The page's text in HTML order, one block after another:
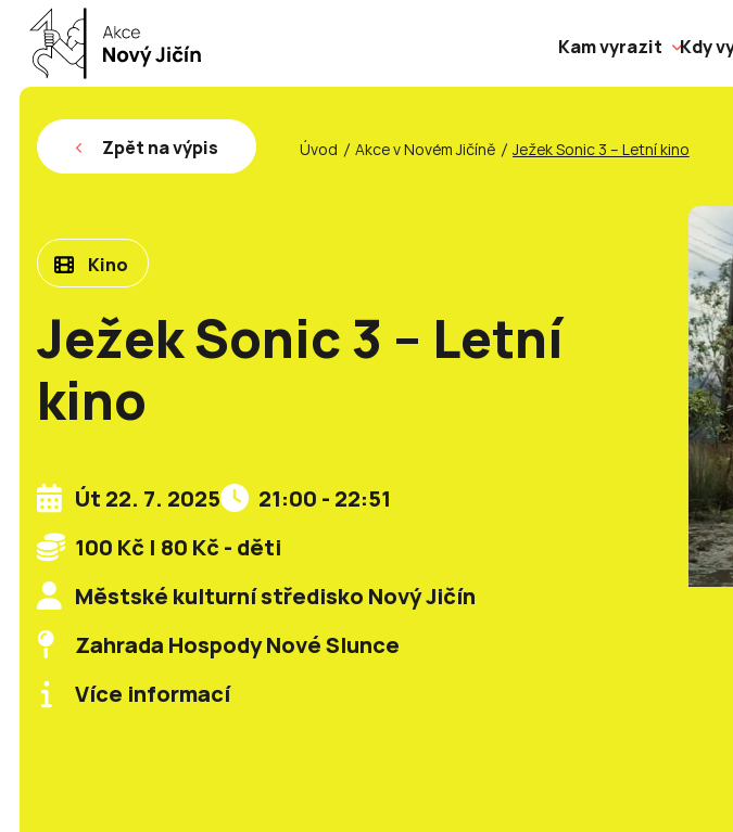
Kam vyrazit Kdy
Zpět na výpis Úvod Akce v Novém Jičíně Ježek Sonic 3 – Letní kino
Kino
Ježek Sonic 3 – Letní
kino
Út 22. 7. 2025
21:00 - 22:51
100 Kč | 80 Kč - děti
Městské kulturní středisko Nový Jičín
Zahrada Hospody Nové Slunce
Více informací